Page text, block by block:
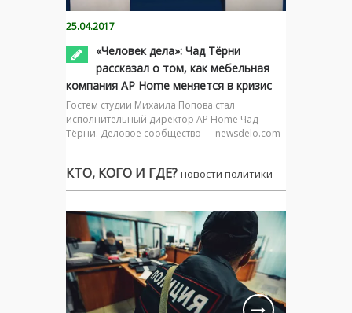
25.04.2017
«Человек дела»: Чад Тёрни
рассказал о том, как мебельная
компания AP Home меняется в кризис
Гостем студии Михаила Попова стал
исполнительный директор AP Home Чад
Тёрни. Деловое сообщество — newsdelo.com
КТО, КОГО И ГДЕ? новости политики